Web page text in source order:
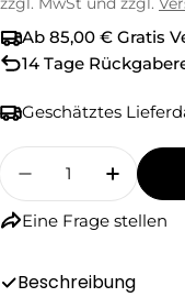
Ab 85,00 € Gratis
14 Tage
Geschätztes
Menge
Menge Für My
Menge
Eine Frage stellen
Beschreibung